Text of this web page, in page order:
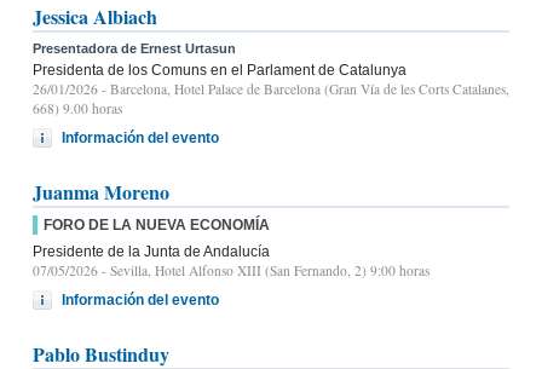
Jessica Albiach
Presentadora de Ernest Urtasun
Presidenta de los Comuns en el Parlament de Catalunya
26/01/2026 - Barcelona, Hotel Palace de Barcelona (Gran Vía de les Corts Catalanes,
668) 9.00 horas
Información del evento
Juanma Moreno
FORO DE LA NUEVA ECONOMÍA
Presidente de la Junta de Andalucía
07/05/2026 - Sevilla, Hotel Alfonso XIII (San Fernando, 2) 9:00 horas
Información del evento
Pablo Bustinduy